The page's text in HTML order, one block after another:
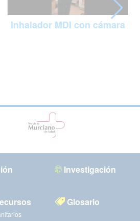
Inhalador MDI con cámara
Investigación
Glosario